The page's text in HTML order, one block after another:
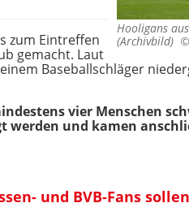
Hooligans
(Archivbild) ©
zum Eintreffen
gemacht. Laut
Baseballschläger
vier Menschen
werden und kamen
und BVB-Fans